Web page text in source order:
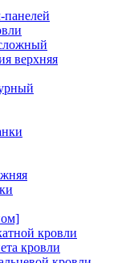
панелей
верхняя
кровли
кровли